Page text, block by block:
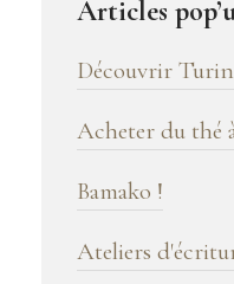
de
blog
!
Articles
Découvrir
Acheter du thé
Bamako !
Ateliers